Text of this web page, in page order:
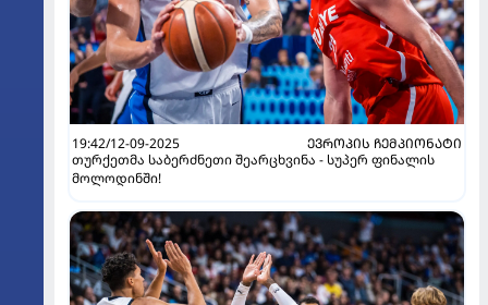
19:42/12-09-2025
ᲔᲕᲠᲝᲞᲘᲡ ᲩᲔᲛᲞᲘᲝᲜᲐᲢᲘ
თურქეთმა საბერძნეთი შეარცხვინა - სუპერ ფინალის
მოლოდინში!